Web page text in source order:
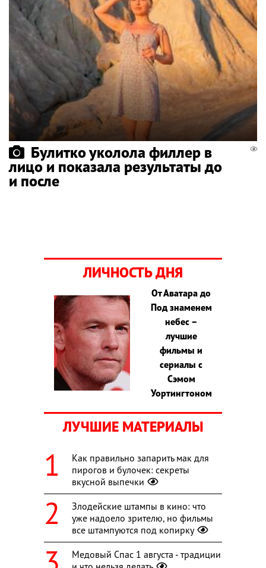
Булитко уколола филлер в
лицо и показала результаты до
и после
ЛИЧНОСТЬ ДНЯ
От Аватара до
Под знаменем
небес –
лучшие
фильмы и
сериалы с
Сэмом
Уортингтоном
ЛУЧШИЕ МАТЕРИАЛЫ
Как правильно запарить мак для
пирогов и булочек: секреты
вкусной выпечки
Злодейские штампы в кино: что
уже надоело зрителю, но фильмы
все штампуются под копирку
Медовый Спас 1 августа - традиции